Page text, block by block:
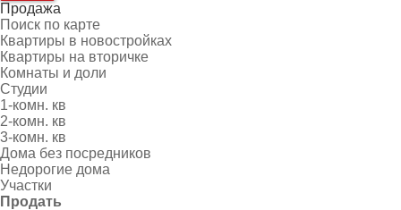
Продажа
Поиск по карте
Квартиры в новостройках
Квартиры на вторичке
Комнаты и доли
Студии
1-комн. кв
2-комн. кв
3-комн. кв
Дома без посредников
Недорогие дома
Участки
Продать